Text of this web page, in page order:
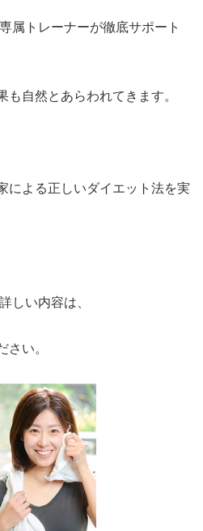
専属トレーナーが徹底サポート
自然とあらわれてきます。
による正しいダイエット法を実
しい内容は、
さい。